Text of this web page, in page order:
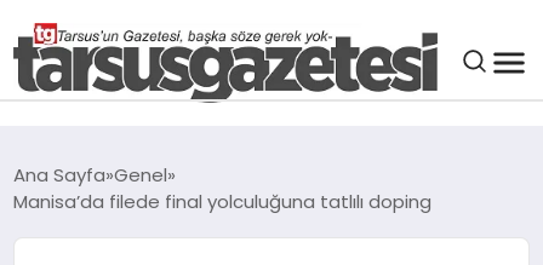
SPOR
Ana Sayfa Genel
Manisa’da filede final yolculuğuna tatlılı doping